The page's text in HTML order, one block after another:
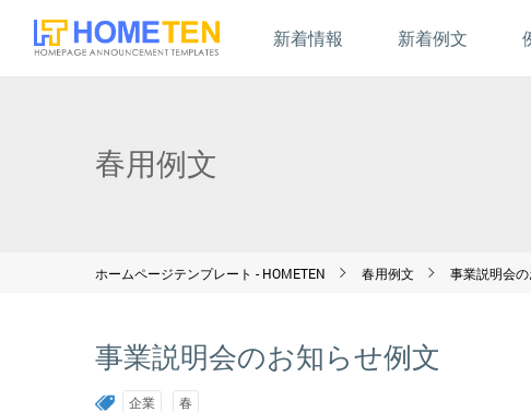
新着情報 新着例文
春用例文
ホームページテンプレート - HOMETEN 春用例文 事業説明会
事業説明会のお知らせ例文
企業 春